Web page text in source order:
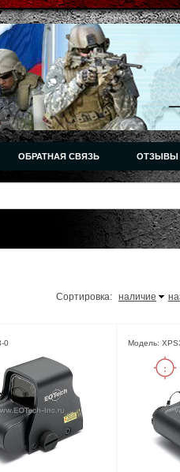
ОБРАТНАЯ СВЯЗЬ ОТЗЫВЫ
Сортировка: наличие
0 Модель: